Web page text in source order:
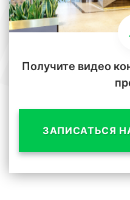
Получите видео
ЗАПИСАТЬСЯ